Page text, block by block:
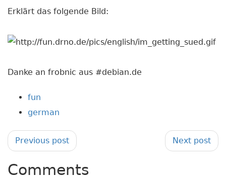
Erklärt das folgende Bild:
Danke an frobnic aus #debian.de
fun
german
Previous post Next post
Comments